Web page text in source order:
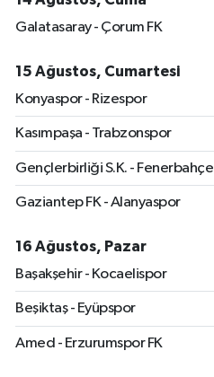
Galatasaray - Çorum FK
15 Ağustos, Cumartesi
Konyaspor - Rizespor
Kasımpaşa - Trabzonspor
Gençlerbirliği S.K. - Fenerbahçe
Gaziantep FK - Alanyaspor
16 Ağustos, Pazar
Başakşehir - Kocaelispor
Beşiktaş - Eyüpspor
Amed - Erzurumspor FK